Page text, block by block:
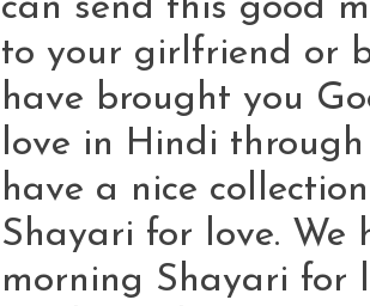
can send this good
to your girlfriend or
have brought you
love in Hindi
have a nice
Shayari for love. We
morning Shayari for